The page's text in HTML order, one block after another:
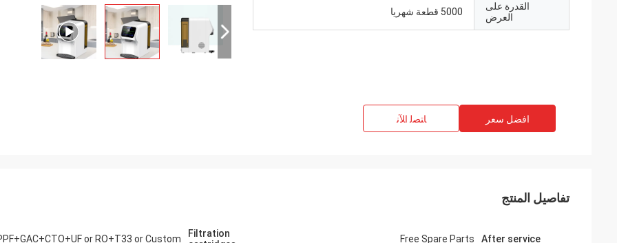
القدرة على
العرض
5000 قطعة شهريا
افضل سعر ﺎﺘﺼﻟ ﺍﻶﻧ
تفاصيل المنتج
After service
Free Spare Parts
Filtration
or RO+T33 or Custom